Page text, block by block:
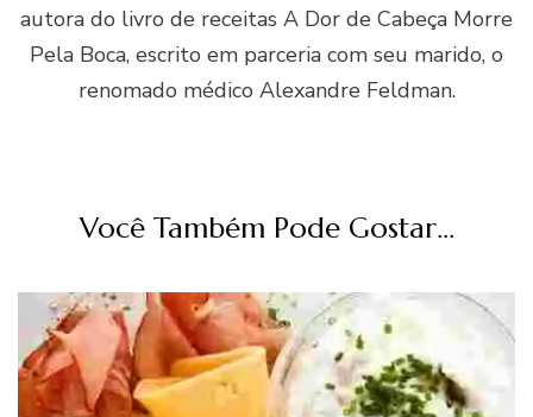
autora do livro de receitas A Dor de Cabeça Morre
Pela Boca, escrito em parceria com seu marido, o
renomado médico Alexandre Feldman.
Você Também Pode Gostar...